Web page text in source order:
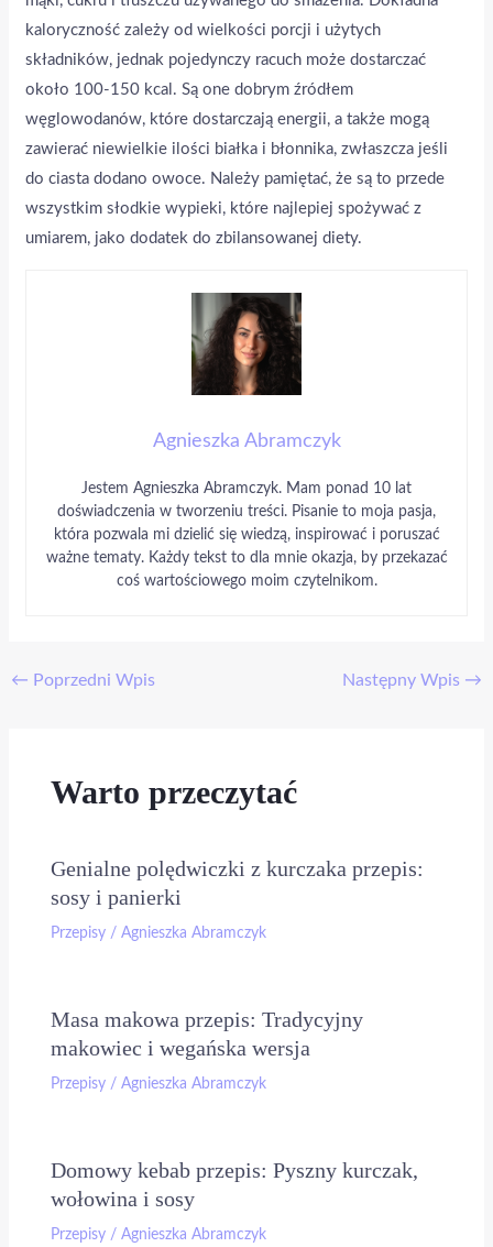
kaloryczność zależy od wielkości porcji i użytych
składników, jednak pojedynczy racuch może dostarczać
około 100-150 kcal. Są one dobrym źródłem
węglowodanów, które dostarczają energii, a także mogą
zawierać niewielkie ilości białka i błonnika, zwłaszcza jeśli
do ciasta dodano owoce. Należy pamiętać, że są to przede
wszystkim słodkie wypieki, które najlepiej spożywać z
umiarem, jako dodatek do zbilansowanej diety.
Agnieszka Abramczyk
Jestem Agnieszka Abramczyk. Mam ponad 10 lat
doświadczenia w tworzeniu treści. Pisanie to moja pasja,
która pozwala mi dzielić się wiedzą, inspirować i poruszać
ważne tematy. Każdy tekst to dla mnie okazja, by przekazać
coś wartościowego moim czytelnikom.
← Poprzedni Wpis Następny Wpis →
Warto przeczytać
Genialne polędwiczki z kurczaka przepis:
sosy i panierki
Przepisy/ Agnieszka Abramczyk
Masa makowa przepis: Tradycyjny
makowiec i wegańska wersja
Przepisy/ Agnieszka Abramczyk
Domowy kebab przepis: Pyszny kurczak,
wołowina i sosy
Przepisy/ Agnieszka Abramczyk